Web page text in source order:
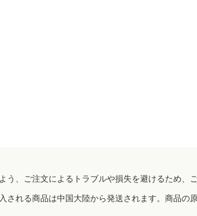
う、ご注文によるトラブルや損失を避けるため、
される商品は中国大陸から発送されます。商品